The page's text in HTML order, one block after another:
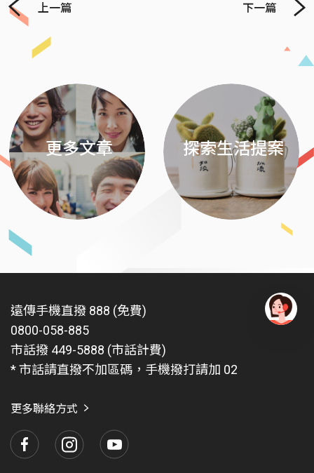
上一篇 下一篇
Previous
更多文章 探索生活提案
Next
遠傳手機直撥 888 (免費)
0800-058-885
市話撥 449-5888 (市話計費)
* 市話請直撥不加區碼，手機撥打請加 02
更多聯絡方式